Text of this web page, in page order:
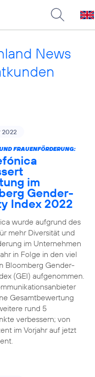
News
2022
FRAUENFÖRDERUNG:
im
Gender-
Index 2022
wurde aufgrund des
mehr Diversität und
im Unternehmen
in Folge in den viel
Bloomberg Gender-
(GEI) aufgenommen.
Gesamtbewertung
rund 5
verbessern; von
im Vorjahr auf jetzt